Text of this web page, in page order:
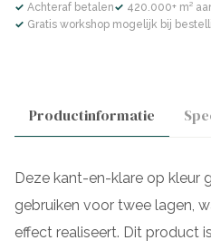
Productinformatie
Deze kant-en-klare op kleur
gebruiken voor twee lagen,
effect realiseert. Dit product
✓ Achteraf betalen
✓ 420.000+ m²
✓ Gratis workshop mogelijk bij